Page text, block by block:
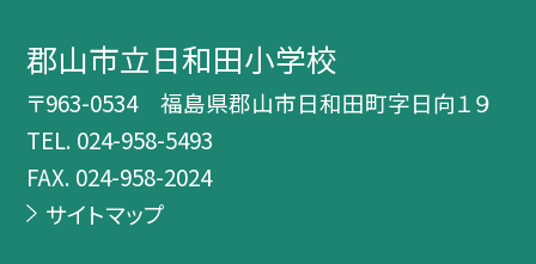
郡山市立日和田小学校
〒963-0534 福島県郡山市日和田町字日向１９
TEL. 024-958-5493
FAX. 024-958-2024
サイトマップ